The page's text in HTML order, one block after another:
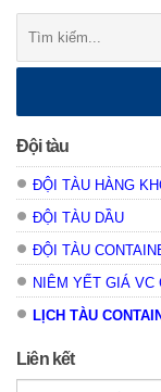
kiếm:
Đội tàu
ĐỘI TÀU HÀNG
ĐỘI TÀU DẦU
ĐỘI TÀU
NIÊM YẾT GIÁ VC
LỊCH TÀU
Liên kết